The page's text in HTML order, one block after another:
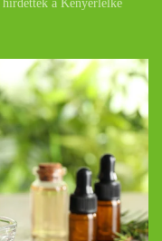
a Kenyérlelke